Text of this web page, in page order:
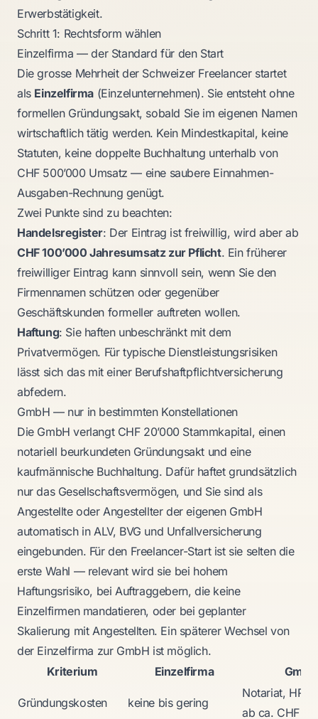
Erwerbstätigkeit.
Schritt 1: Rechtsform wählen
Einzelfirma — der Standard für den Start
Die grosse Mehrheit der Schweizer Freelancer startet
als Einzelfirma (Einzelunternehmen). Sie entsteht ohne
formellen Gründungsakt, sobald Sie im eigenen Namen
wirtschaftlich tätig werden. Kein Mindestkapital, keine
Statuten, keine doppelte Buchhaltung unterhalb von
CHF 500’000 Umsatz — eine saubere Einnahmen-
Ausgaben-Rechnung genügt.
Zwei Punkte sind zu beachten:
Handelsregister: Der Eintrag ist freiwillig, wird aber ab
CHF 100’000 Jahresumsatz zur Pflicht. Ein früherer
freiwilliger Eintrag kann sinnvoll sein, wenn Sie den
Firmennamen schützen oder gegenüber
Geschäftskunden formeller auftreten wollen.
Haftung: Sie haften unbeschränkt mit dem
Privatvermögen. Für typische Dienstleistungsrisiken
lässt sich das mit einer Berufshaftpflichtversicherung
abfedern.
GmbH — nur in bestimmten Konstellationen
Die GmbH verlangt CHF 20’000 Stammkapital, einen
notariell beurkundeten Gründungsakt und eine
kaufmännische Buchhaltung. Dafür haftet grundsätzlich
nur das Gesellschaftsvermögen, und Sie sind als
Angestellte oder Angestellter der eigenen GmbH
automatisch in ALV, BVG und Unfallversicherung
eingebunden. Für den Freelancer-Start ist sie selten die
erste Wahl — relevant wird sie bei hohem
Haftungsrisiko, bei Auftraggebern, die keine
Einzelfirmen mandatieren, oder bei geplanter
Skalierung mit Angestellten. Ein späterer Wechsel von
der Einzelfirma zur GmbH ist möglich.
Kriterium
Einzelfirma GmbH
Gründungskosten keine bis gering
Notariat, HR-
ab ca. CHF